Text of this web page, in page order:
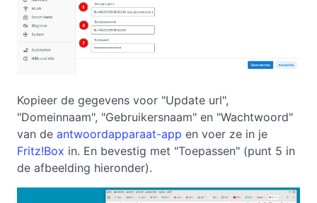
Kopieer de gegevens voor "Update url",
"Domeinnaam", "Gebruikersnaam" en "Wachtwoord"
van de antwoordapparaat-app en voer ze in je
Fritz!Box in. En bevestig met "Toepassen" (punt 5 in
de afbeelding hieronder).